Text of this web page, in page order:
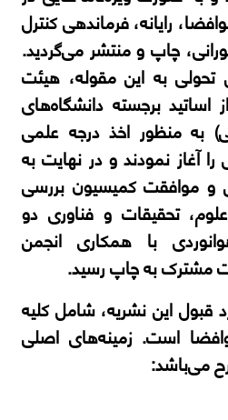
رایانه، فرماندهی کنترل
چاپ و منتشر می‌گردید.
با نگرش تحولی به این مقوله، هیئت
اساتید برجسته دانشگاه‌های
به منظور اخذ درجه علمی
آغاز نمودند و در نهایت به
و موافقت کمیسیون بررسی
تحقیقات و فناوری دو
با همکاری انجمن
مشترک به چاپ رسید.
این نشریه، شامل کلیه
است. زمینه‌های اصلی
می‌باشد: